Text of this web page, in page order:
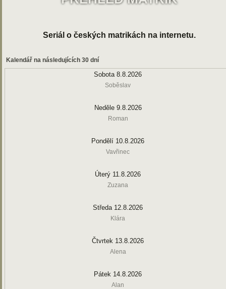
Seriál o českých matrikách na internetu.
Kalendář na následujících 30 dní
Sobota 8.8.2026
Soběslav
Neděle 9.8.2026
Roman
Pondělí 10.8.2026
Vavřinec
Úterý 11.8.2026
Zuzana
Středa 12.8.2026
Klára
Čtvrtek 13.8.2026
Alena
Pátek 14.8.2026
Alan